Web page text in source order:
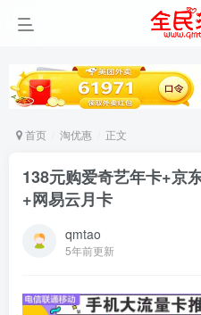
首页 淘优惠 正文
138元购爱奇艺年卡+京
+网易云月卡
qmtao
5年前更新